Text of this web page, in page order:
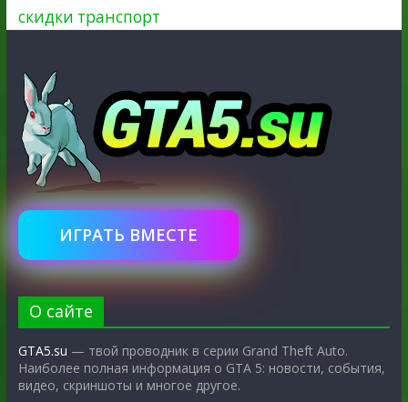
скидки транспорт
ИГРАТЬ ВМЕСТЕ
О сайте
GTA5.su — твой проводник в серии Grand Theft Auto.
Наиболее полная информация о GTA 5: новости, события,
видео, скриншоты и многое другое.